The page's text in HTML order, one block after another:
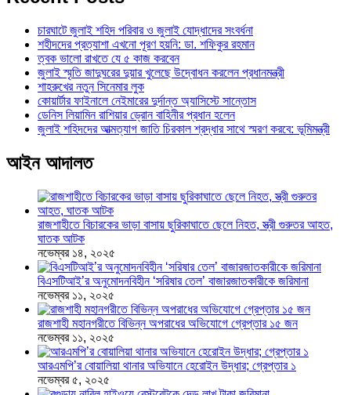
চারঘাটে জুলাই শহিদ পরিবার ও জুলাই যোদ্ধাদের সংবর্ধনা
শহীদদের প্রত্যাশা এখনো পূরণ হয়নি: ডা. শফিকুর রহমান
ত্বক ভালো রাখতে যে ৫ কাজ করবেন
জুলাই স্মৃতি জাদুঘরের দুয়ার খুলেছে উদ্বোধন করলেন প্রধানমন্ত্রী
শাহরুখের নতুন সিনেমার লুক
কোয়ার্টার ফাইনালে নেইমারের দুর্দান্ত অ্যাসিস্টে সান্তোস
ডেনিস লিয়ামিন রাশিয়ার ড্রোন বাহিনীর প্রধান হলেন
জুলাই শহিদদের আত্মত্যাগ জাতি চিরকাল শ্রদ্ধার সাথে স্মরণ করবে: ভূমিমন্ত্রী
আইন আদালত
রাজশাহীতে বিচারকের ভাড়া বাসায় ছুরিকাঘাতে ছেলে নিহত, স্ত্রী গুরুতর আহত,
ঘাতক আটক
নভেম্বর ১৪, ২০২৫
বিএসটিআই’র অনুমোদনবিহীন ‘সরিষার তেল’ বাজারজাতকারীকে জরিমানা
নভেম্বর ১১, ২০২৫
রাজশাহী মহানগরীতে বিভিন্ন অপরাধের অভিযোগে গ্রেপ্তার ১৫ জন
নভেম্বর ১১, ২০২৫
আরএমপি’র বোয়ালিয়া থানার অভিযানে হেরোইন উদ্ধার; গ্রেপ্তার ১
নভেম্বর ৫, ২০২৫